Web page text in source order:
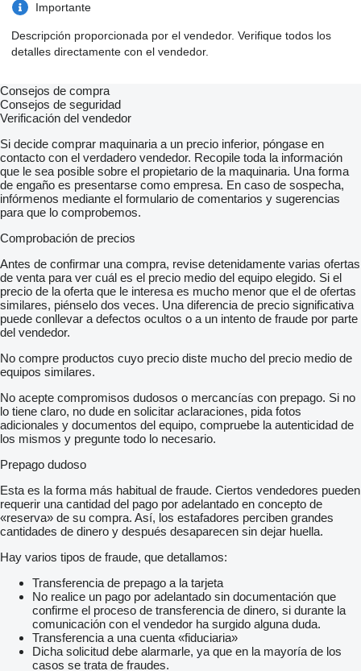
Importante
Descripción proporcionada por el vendedor. Verifique todos los
detalles directamente con el vendedor.
Consejos de compra
Consejos de seguridad
Verificación del vendedor
Si decide comprar maquinaria a un precio inferior, póngase en
contacto con el verdadero vendedor. Recopile toda la información
que le sea posible sobre el propietario de la maquinaria. Una forma
de engaño es presentarse como empresa. En caso de sospecha,
infórmenos mediante el formulario de comentarios y sugerencias
para que lo comprobemos.
Comprobación de precios
Antes de confirmar una compra, revise detenidamente varias ofertas
de venta para ver cuál es el precio medio del equipo elegido. Si el
precio de la oferta que le interesa es mucho menor que el de ofertas
similares, piénselo dos veces. Una diferencia de precio significativa
puede conllevar a defectos ocultos o a un intento de fraude por parte
del vendedor.
No compre productos cuyo precio diste mucho del precio medio de
equipos similares.
No acepte compromisos dudosos o mercancías con prepago. Si no
lo tiene claro, no dude en solicitar aclaraciones, pida fotos
adicionales y documentos del equipo, compruebe la autenticidad de
los mismos y pregunte todo lo necesario.
Prepago dudoso
Esta es la forma más habitual de fraude. Ciertos vendedores pueden
requerir una cantidad del pago por adelantado en concepto de
«reserva» de su compra. Así, los estafadores perciben grandes
cantidades de dinero y después desaparecen sin dejar huella.
Hay varios tipos de fraude, que detallamos:
Transferencia de prepago a la tarjeta
No realice un pago por adelantado sin documentación que
confirme el proceso de transferencia de dinero, si durante la
comunicación con el vendedor ha surgido alguna duda.
Transferencia a una cuenta «fiduciaria»
Dicha solicitud debe alarmarle, ya que en la mayoría de los
casos se trata de fraudes.